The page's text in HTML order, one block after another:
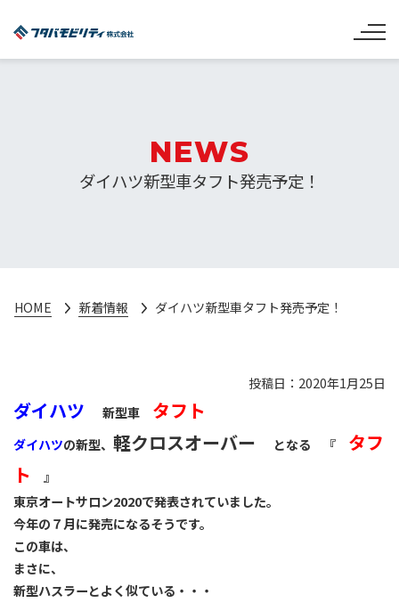
NEWS
ダイハツ新型車タフト発売予定！
HOME 新着情報 ダイハツ新型車タフト発売予定！
投稿日：2020年1月25日
ダイハツ 新型車 タフト
ダイハツの新型、 軽クロスオーバー となる 『 タフ
ト
』
東京オートサロン2020で発表されていました。
今年の７月に発売になるそうです。
この車は、
まさに、
新型ハスラーとよく似ている・・・